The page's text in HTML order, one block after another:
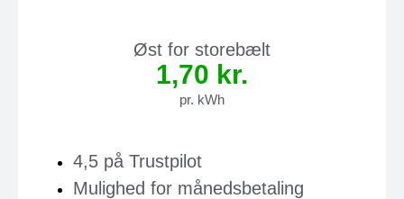
Øst for storebælt
1,70 kr.
pr. kWh
4,5 på Trustpilot
Mulighed for månedsbetaling